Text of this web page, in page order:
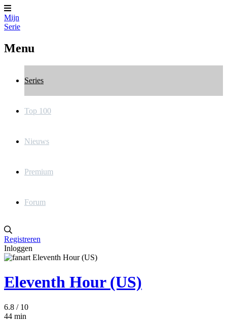
Mijn
Serie
Menu
Series
Top 100
Nieuws
Premium
Forum
Registreren
Inloggen
Eleventh Hour (US)
6.8 / 10
44 min